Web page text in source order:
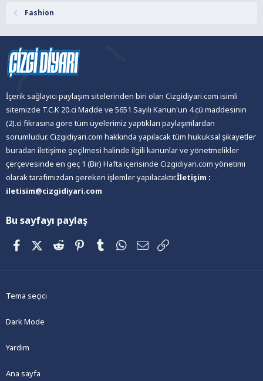
Fashion
İçerik sağlayıcı paylaşım sitelerinden biri olan Cizgidiyari.com isimli
sitemizde T.C.K 20.ci Madde ve 5651 Sayılı Kanun'un 4.cü maddesinin
(2).ci fıkrasına göre tüm üyelerimiz yaptıkları paylaşımlardan
sorumludur. Cizgidiyari.com hakkında yapılacak tüm hukuksal şikayetler
buradan iletişime geçilmesi halinde ilgili kanunlar ve yönetmelikler
çerçevesinde en geç 1 (Bir) Hafta içerisinde Cizgidiyari.com yönetimi
olarak tarafımızdan gereken işlemler yapılacaktır.İletişim :
iletisim@cizgidiyari.com
Bu sayfayı paylaş
FacebookX (Twitter)
Reddit PinterestTumblrWhatsApp
E-posta
Tema seçici
Dark Mode
Yardım
Ana sayfa